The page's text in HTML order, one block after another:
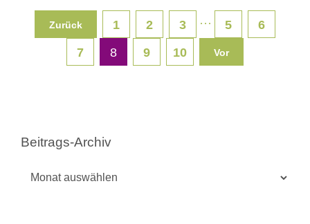
Zurück 1 2 3 ··· 5
6
7
8 9 10 Vor
Beitrags-Archiv